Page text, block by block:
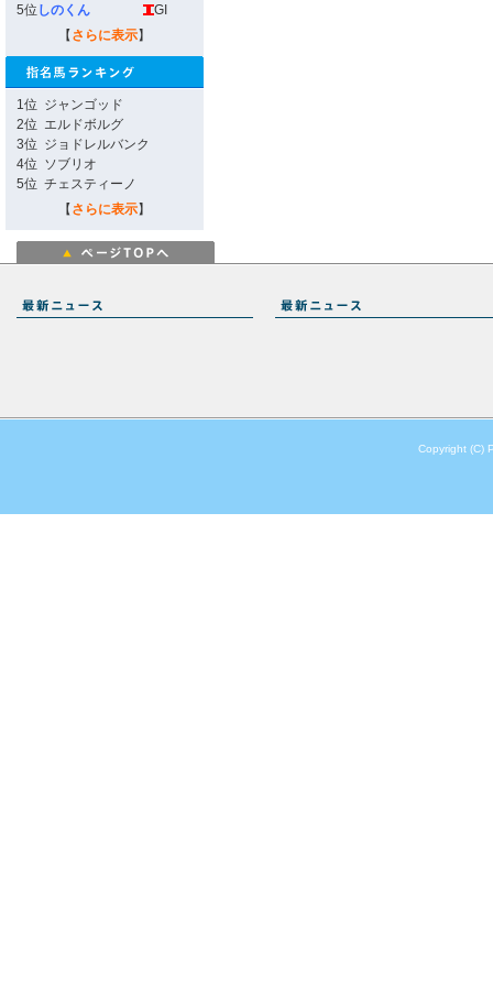
5位 しのくん
GI
【 さらに表示】
1位 ジャンゴッド
2位 エルドボルグ
3位 ジョドレルバンク
4位 ソブリオ
5位 チェスティーノ
【 さらに表示】
Copyright (C)